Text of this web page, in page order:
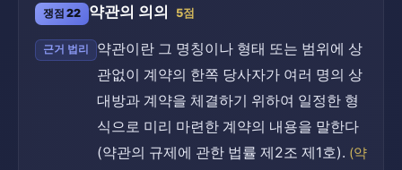
쟁점 22 약관의 의의 5점
근거 법리
약관이란 그 명칭이나 형태 또는 범위에 상
관없이 계약의 한쪽 당사자가 여러 명의 상
대방과 계약을 체결하기 위하여 일정한 형
식으로 미리 마련한 계약의 내용을 말한다
(약관의 규제에 관한 법률 제2조 제1호). (약